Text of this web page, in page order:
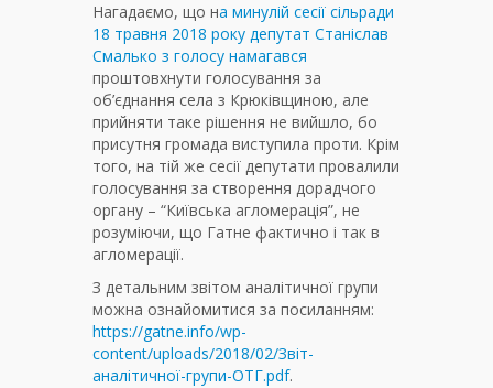
Нагадаємо, що на минулій сесії сільради
18 травня 2018 року депутат Станіслав
Смалько з голосу намагався
проштовхнути голосування за
об’єднання села з Крюківщиною, але
прийняти таке рішення не вийшло, бо
присутня громада виступила проти. Крім
того, на тій же сесії депутати провалили
голосування за створення дорадчого
органу – “Київська агломерація”, не
розуміючи, що Гатне фактично і так в
агломерації.
З детальним звітом аналітичної групи
можна ознайомитися за посиланням:
https://gatne.info/wp-
content/uploads/2018/02/Звіт-
аналітичної-групи-ОТГ.pdf.